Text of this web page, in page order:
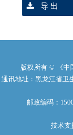
导 出
版权所有 © 《中
通讯地址：黑龙江省卫
邮政编码：
技术支